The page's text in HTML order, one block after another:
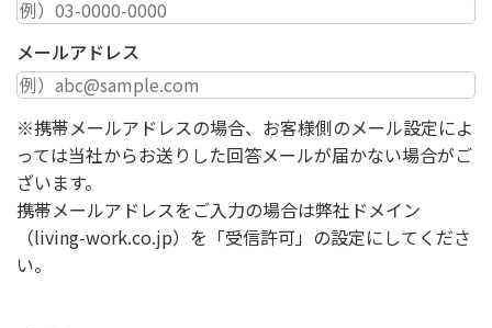
メールアドレス
※携帯メールアドレスの場合、お客様側のメール設定によ
っては当社からお送りした回答メールが届かない場合がご
ざいます。
携帯メールアドレスをご入力の場合は弊社ドメイン
（living-work.co.jp）を「受信許可」の設定にしてくださ
い。